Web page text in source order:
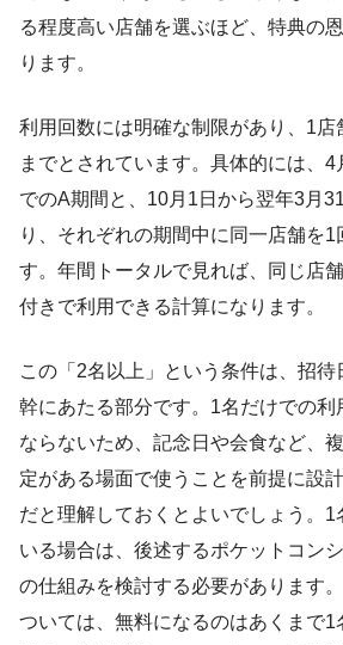
る程度高い店舗を選ぶほど、特典の
ります。
利用回数には明確な制限があり、1店
までとされています。具体的には、4
でのA期間と、10月1日から翌年3月
り、それぞれの期間中に同一店舗を1
す。年間トータルで見れば、同じ店
付きで利用できる計算になります。
この「2名以上」という条件は、招待
幹にあたる部分です。1名だけでの利
ならないため、記念日や会食など、
定がある場面で使うことを前提に設
だと理解しておくとよいでしょう。1
いる場合は、後述するポケットコン
の仕組みを検討する必要があります
ついては、無料になるのはあくまで1